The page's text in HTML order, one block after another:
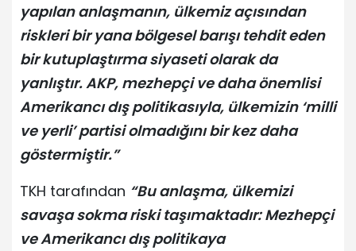
yapılan anlaşmanın, ülkemiz açısından
riskleri bir yana bölgesel barışı tehdit eden
bir kutuplaştırma siyaseti olarak da
yanlıştır. AKP, mezhepçi ve daha önemlisi
Amerikancı dış politikasıyla, ülkemizin ‘milli
ve yerli’ partisi olmadığını bir kez daha
göstermiştir.”
TKH tarafından “Bu anlaşma, ülkemizi
savaşa sokma riski taşımaktadır: Mezhepçi
ve Amerikancı dış politikaya